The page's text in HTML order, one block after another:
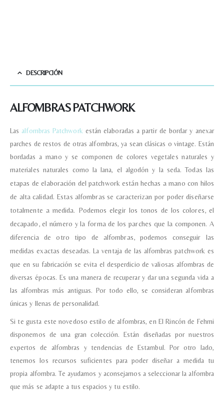
DESCRIPCIÓN
ALFOMBRAS PATCHWORK
Las alfombras Patchwork están elaboradas a partir de bordar y anexar
parches de restos de otras alfombras, ya sean clásicas o vintage. Están
bordadas a mano y se componen de colores vegetales naturales y
materiales naturales como la lana, el algodón y la seda.Todas las
etapas de elaboración del patchwork están hechas a mano con hilos
de alta calidad. Estas alfombras se caracterizan por poder diseñarse
totalmente a medida. Podemos elegir los tonos de los colores, el
decapado, el número y la forma de los parches que la componen. A
diferencia de otro tipo de alfombras, podemos conseguir las
medidas exactas deseadas.La ventaja de las alfombras patchwork es
que en su fabricación se evita el desperdicio de valiosas alfombras de
diversas épocas. Es una manera de recuperar y dar una segunda vida a
las alfombras más antiguas. Por todo ello, se consideran alfombras
únicas y llenas de personalidad.
Si te gusta este novedoso estilo de alfombras, en El Rincón de Fehmi
disponemos de una gran colección. Están diseñadas por nuestros
expertos de alfombras y tendencias de Estambul. Por otro lado,
tenemos los recursos suficientes para poder diseñar a medida tu
propia alfombra. Te ayudamos y aconsejamos a seleccionar la alfombra
que más se adapte a tus espacios y tu estilo.
Teléfono
Correo electronico*
Nombre y Referencia del producto